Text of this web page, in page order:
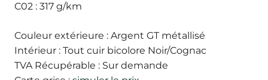
C02 : 317 g/km
Couleur extérieure : Argent GT métallisé
Intérieur : Tout cuir bicolore Noir/Cognac
TVA Récupérable : Sur demande